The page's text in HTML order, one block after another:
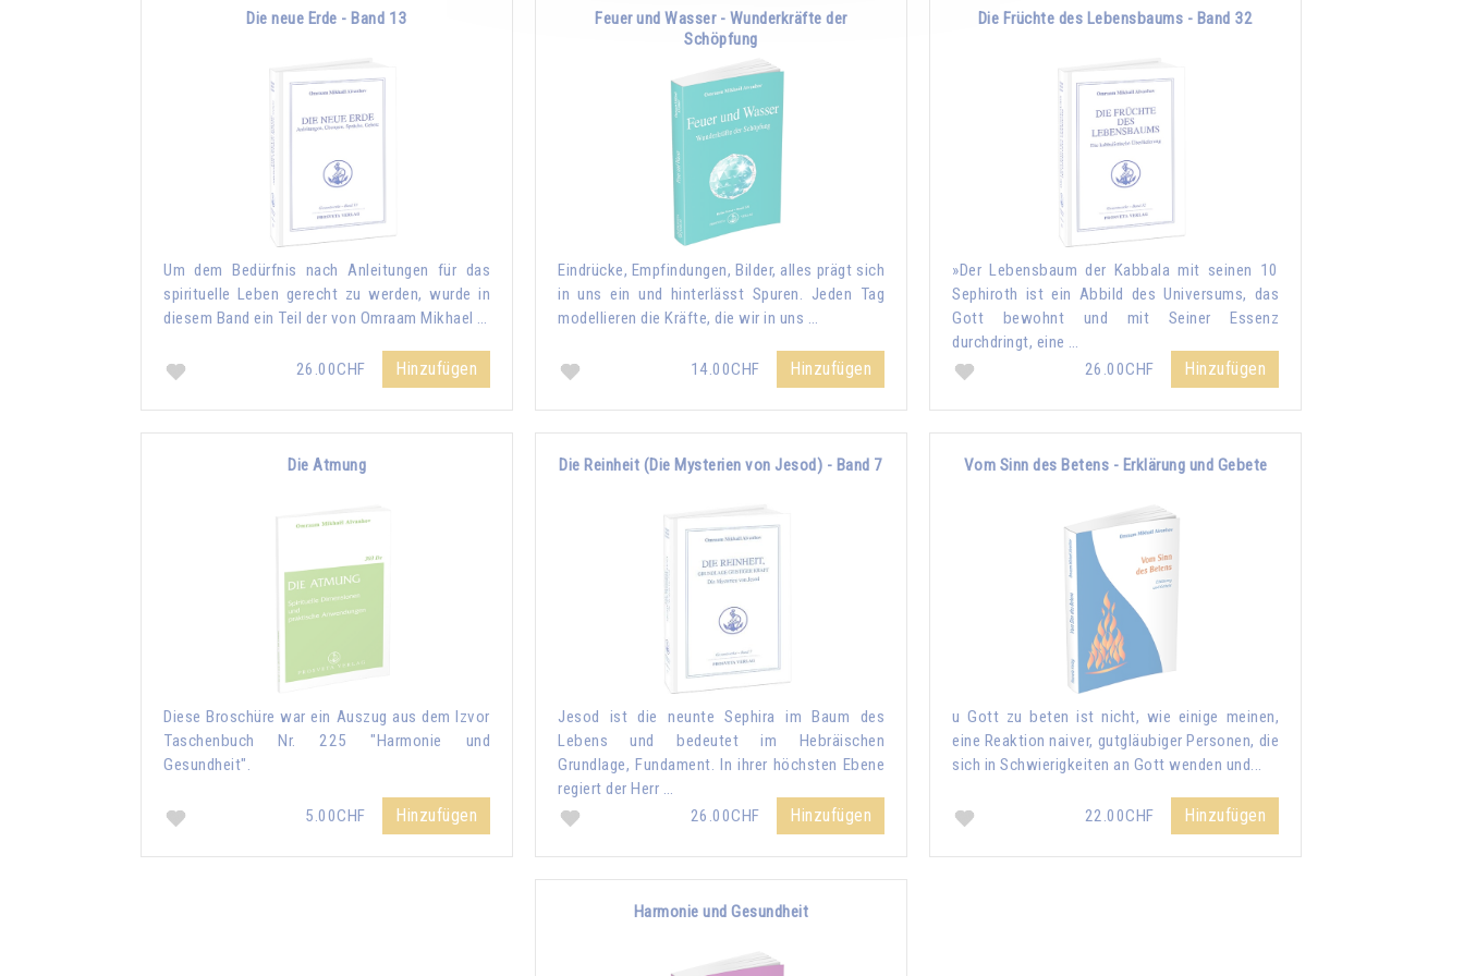
Die neue Erde - Band 13
Um dem Bedürfnis nach Anleitungen für das
spirituelle Leben gerecht zu werden, wurde in
diesem Band ein Teil der von Omraam Mikhael …
26.00CHF Hinzufügen
Feuer und Wasser - Wunderkräfte der
Schöpfung
Eindrücke, Empfindungen, Bilder, alles prägt sich
in uns ein und hinterlässt Spuren. Jeden Tag
modellieren die Kräfte, die wir in uns …
14.00CHF Hinzufügen
Die Früchte des Lebensbaums - Band 32
»Der Lebensbaum der Kabbala mit seinen 10
Sephiroth ist ein Abbild des Universums, das
Gott bewohnt und mit Seiner Essenz
durchdringt, eine …
26.00CHF
Hinzufügen
Die Atmung
Diese Broschüre war ein Auszug aus dem Izvor
Taschenbuch Nr. 225 "Harmonie und
Gesundheit".
5.00CHF Hinzufügen
Die Reinheit (Die Mysterien von Jesod) - Band 7
Jesod ist die neunte Sephira im Baum des
Lebens und bedeutet im Hebräischen
Grundlage, Fundament. In ihrer höchsten Ebene
regiert der Herr …
26.00CHF
Hinzufügen
Vom Sinn des Betens - Erklärung und Gebete
u Gott zu beten ist nicht, wie einige meinen,
eine Reaktion naiver, gutgläubiger Personen, die
sich in Schwierigkeiten an Gott wenden und...
22.00CHF Hinzufügen
Harmonie und Gesundheit